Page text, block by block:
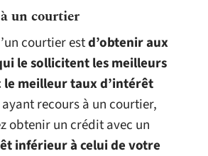
un courtier
courtier estd’obtenir aux
le sollicitent les meilleurs
le meilleur taux d’intérêt
ayant recours à un courtier,
obtenir un crédit avec un
inférieur à celui de votre